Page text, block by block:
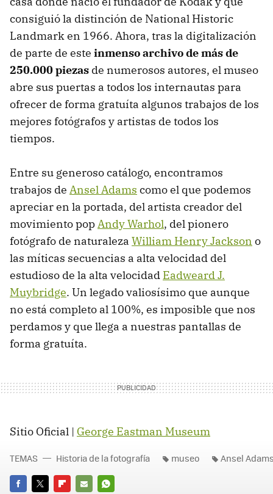
consiguió la distinción de National Historic
Landmark en 1966. Ahora, tras la digitalización
de parte de este inmenso archivo de más de
250.000 piezas de numerosos autores, el museo
abre sus puertas a todos los internautas para
ofrecer de forma gratuíta algunos trabajos de los
mejores fotógrafos y artistas de todos los
tiempos.
Entre su generoso catálogo, encontramos
trabajos de Ansel Adams como el que podemos
apreciar en la portada, del artista creador del
movimiento popAndy Warhol, del pionero
fotógrafo de naturaleza William Henry Jackson o
las míticas secuencias a alta velocidad del
estudioso de la alta velocidad Eadweard J.
Muybridge. Un legado valiosísimo que aunque
no está completo al 100%, es imposible que nos
perdamos y que llega a nuestras pantallas de
forma gratuíta.
Sitio Oficial | George Eastman Museum
TEMAS Historia de la fotografía museo Ansel